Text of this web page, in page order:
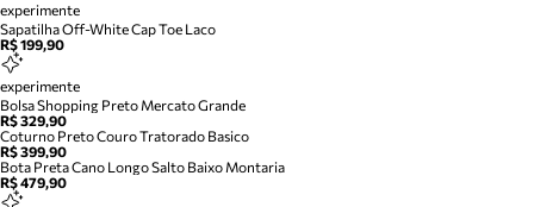
experimente
Sapatilha Off-White Cap Toe Laco
R$ 199,90
experimente
Bolsa Shopping Preto Mercato Grande
R$ 329,90
Coturno Preto Couro Tratorado Basico
R$ 399,90
Bota Preta Cano Longo Salto Baixo Montaria
R$ 479,90